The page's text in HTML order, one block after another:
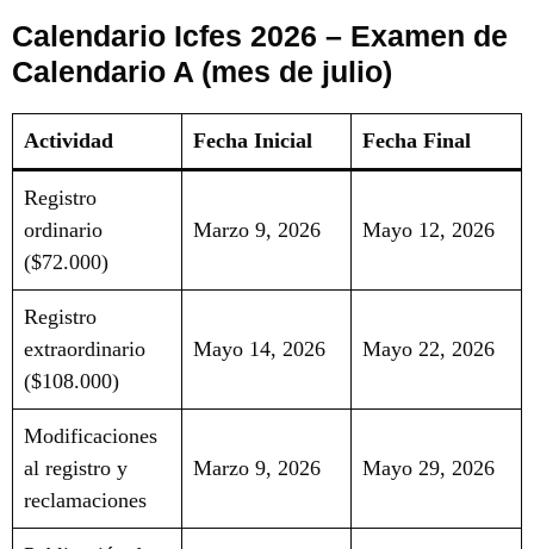
Calendario Icfes 2026 – Examen de
Calendario A (mes de julio)
Actividad Fecha Inicial Fecha Final
Registro
ordinario
($72.000)
Marzo 9, 2026 Mayo 12, 2026
Registro
extraordinario
($108.000)
Mayo 14, 2026 Mayo 22, 2026
Modificaciones
al registro y
reclamaciones
Marzo 9, 2026 Mayo 29, 2026